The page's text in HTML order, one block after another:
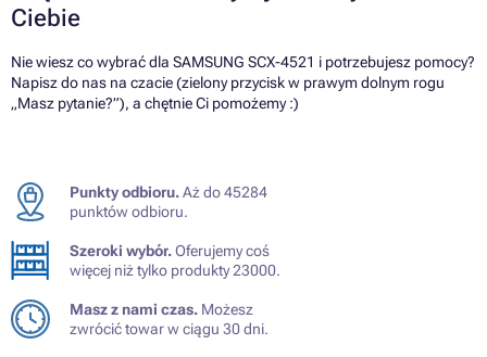
Ciebie
Nie wiesz co wybrać dla SAMSUNG SCX-4521 i potrzebujesz pomocy?
Napisz do nas na czacie (zielony przycisk w prawym dolnym rogu
„Masz pytanie?”), a chętnie Ci pomożemy :)
Punkty odbioru.Aż do 45284
punktów odbioru.
Szeroki wybór.Oferujemy coś
więcej niż tylko produkty 23000.
Masz z nami czas. Możesz
zwrócić towar w ciągu 30 dni.